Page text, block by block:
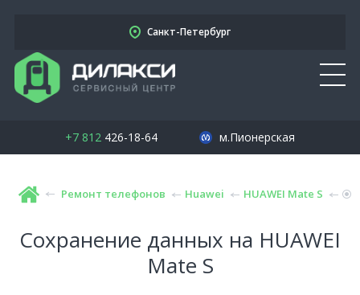
Санкт-Петербург
+7 812426-18-64 м.Пионерская
Ремонт телефонов Huawei HUAWEI Mate S
Сохранение данных на HUAWEI
Mate S